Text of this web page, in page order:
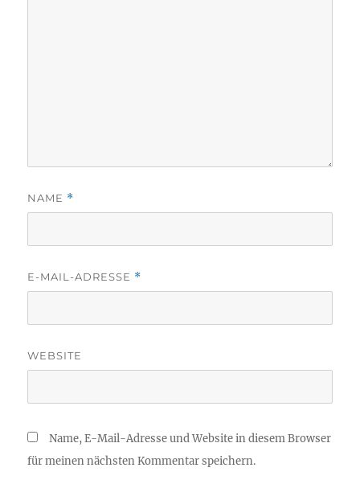
NAME *
E-MAIL-ADRESSE *
WEBSITE
Name, E-Mail-Adresse und Website in diesem Browser
für meinen nächsten Kommentar speichern.